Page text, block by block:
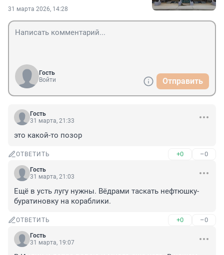
31 марта 2026, 14:28
Гость
Войти
Отправить
Гость
31 марта, 21:33
это какой-то позор
ОТВЕТИТЬ +0 –0
Гость
31 марта, 21:03
Ещё в усть лугу нужны. Вёдрами таскать нефтюшку-
буратиновку на кораблики.
ОТВЕТИТЬ +0 –0
Гость
31 марта, 19:07